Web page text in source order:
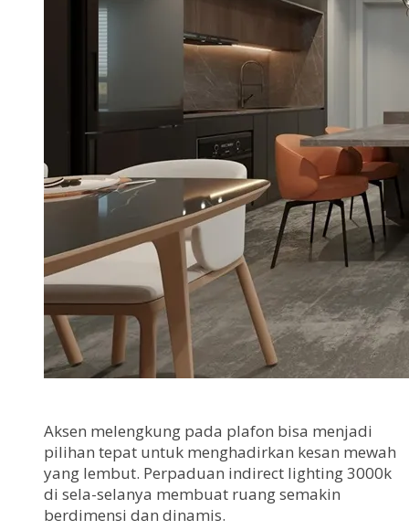
Aksen melengkung pada plafon bisa menjadi
pilihan tepat untuk menghadirkan kesan mewah
yang lembut. Perpaduan indirect lighting 3000k
di sela-selanya membuat ruang semakin
berdimensi dan dinamis.